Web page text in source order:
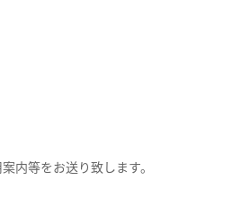
内等をお送り致します。